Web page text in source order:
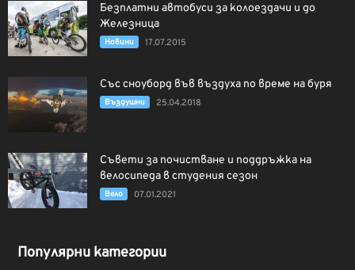
Безплатни автобуси за колоездачи и до
Железница
Новини 17.07.2015
Със сноуборд във въздуха по време на буря
Въздушни 25.04.2018
Съвети за почистване и поддръжка на
велосипеда в студения сезон
Вело 07.01.2021
Популярни категории